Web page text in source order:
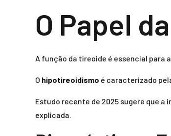
O Papel
A função da tireoide é essencial para
O hipotireoidismo é caracterizado
Estudo recente de 2025 sugere que
explicada.